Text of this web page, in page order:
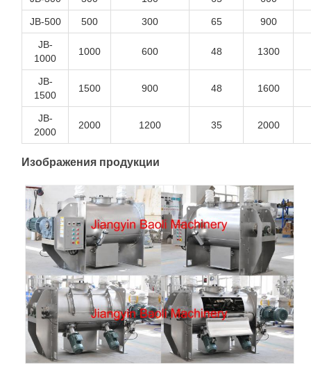
JB-500 500 300 65 900
JB-
1000
1000 600 48 1300
JB-
1500
1500 900 48 1600
JB-
2000
2000 1200 35 2000
Изображения продукции